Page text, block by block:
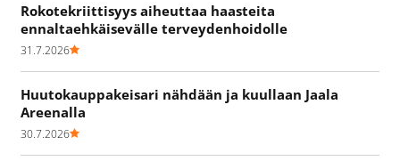
Rokotekriittisyys aiheuttaa haasteita
ennaltaehkäisevälle terveydenhoidolle
31.7.2026
Huutokauppakeisari nähdään ja kuullaan Jaala
Areenalla
30.7.2026